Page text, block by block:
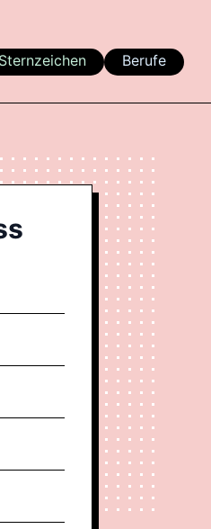
Sternzeichen Berufe